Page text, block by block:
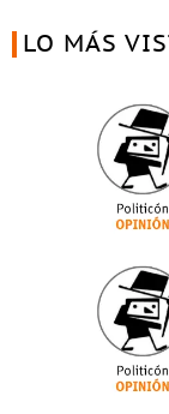
LO MÁS